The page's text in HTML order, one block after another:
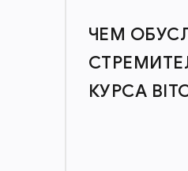
ЧЕМ
КУРСА